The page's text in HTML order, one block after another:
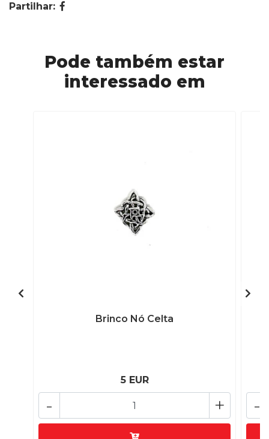
Partilhar:
Pode também estar
interessado em
Brinco Nó Celta
5 EUR
+
- -